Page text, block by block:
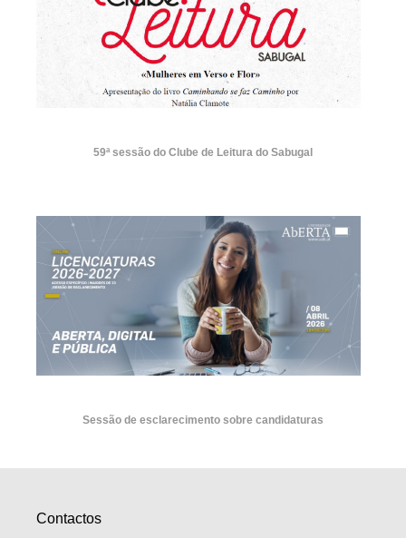
59ª sessão do Clube de Leitura do Sabugal
Sessão de esclarecimento sobre candidaturas
Contactos